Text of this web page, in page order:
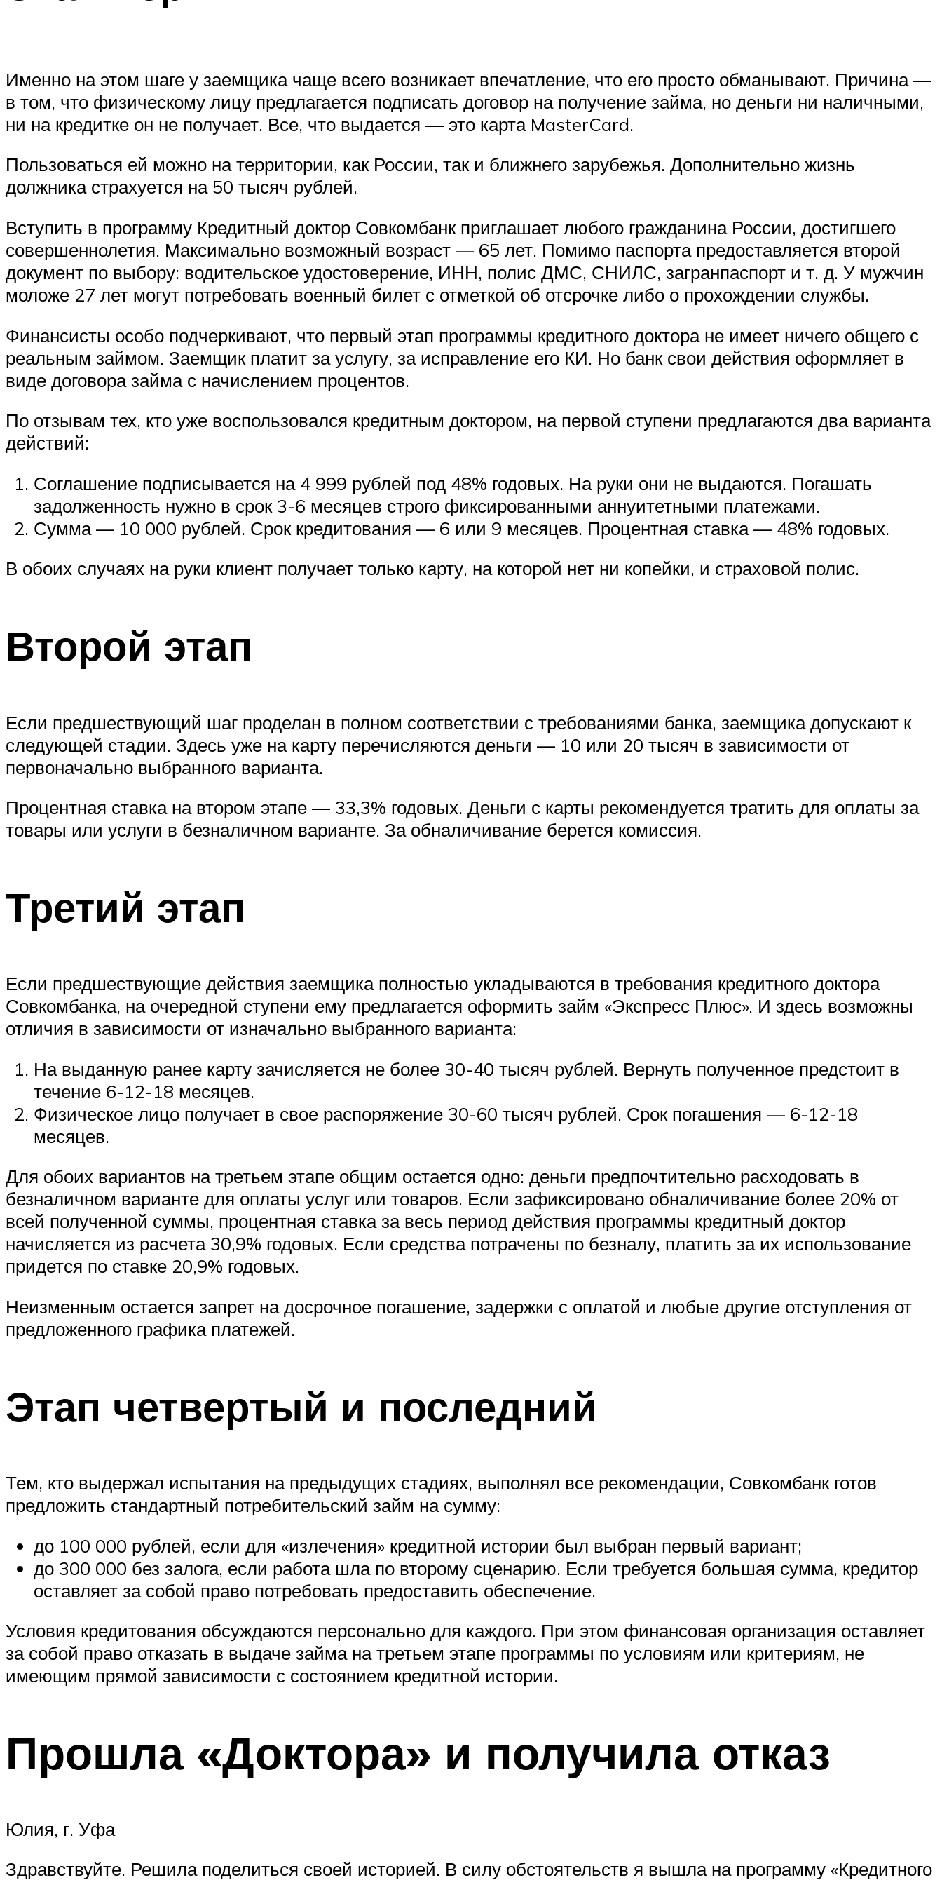
Именно на этом шаге у заемщика чаще всего возникает впечатление, что его просто обманывают. Причина —
в том, что физическому лицу предлагается подписать договор на получение займа, но деньги ни наличными,
ни на кредитке он не получает. Все, что выдается — это карта MasterCard.
Пользоваться ей можно на территории, как России, так и ближнего зарубежья. Дополнительно жизнь
должника страхуется на 50 тысяч рублей.
Вступить в программу Кредитный доктор Совкомбанк приглашает любого гражданина России, достигшего
совершеннолетия. Максимально возможный возраст — 65 лет. Помимо паспорта предоставляется второй
документ по выбору: водительское удостоверение, ИНН, полис ДМС, СНИЛС, загранпаспорт и т. д. У мужчин
моложе 27 лет могут потребовать военный билет с отметкой об отсрочке либо о прохождении службы.
Финансисты особо подчеркивают, что первый этап программы кредитного доктора не имеет ничего общего с
реальным займом. Заемщик платит за услугу, за исправление его КИ. Но банк свои действия оформляет в
виде договора займа с начислением процентов.
По отзывам тех, кто уже воспользовался кредитным доктором, на первой ступени предлагаются два варианта
действий:
Соглашение подписывается на 4 999 рублей под 48% годовых. На руки они не выдаются. Погашать
задолженность нужно в срок 3-6 месяцев строго фиксированными аннуитетными платежами.
Сумма — 10 000 рублей. Срок кредитования — 6 или 9 месяцев. Процентная ставка — 48% годовых.
В обоих случаях на руки клиент получает только карту, на которой нет ни копейки, и страховой полис.
Второй этап
Если предшествующий шаг проделан в полном соответствии с требованиями банка, заемщика допускают к
следующей стадии. Здесь уже на карту перечисляются деньги — 10 или 20 тысяч в зависимости от
первоначально выбранного варианта.
Процентная ставка на втором этапе — 33,3% годовых. Деньги с карты рекомендуется тратить для оплаты за
товары или услуги в безналичном варианте. За обналичивание берется комиссия.
Третий этап
Если предшествующие действия заемщика полностью укладываются в требования кредитного доктора
Совкомбанка, на очередной ступени ему предлагается оформить займ «Экспресс Плюс». И здесь возможны
отличия в зависимости от изначально выбранного варианта:
На выданную ранее карту зачисляется не более 30-40 тысяч рублей. Вернуть полученное предстоит в
течение 6-12-18 месяцев.
Физическое лицо получает в свое распоряжение 30-60 тысяч рублей. Срок погашения — 6-12-18
месяцев.
Для обоих вариантов на третьем этапе общим остается одно: деньги предпочтительно расходовать в
безналичном варианте для оплаты услуг или товаров. Если зафиксировано обналичивание более 20% от
всей полученной суммы, процентная ставка за весь период действия программы кредитный доктор
начисляется из расчета 30,9% годовых. Если средства потрачены по безналу, платить за их использование
придется по ставке 20,9% годовых.
Неизменным остается запрет на досрочное погашение, задержки с оплатой и любые другие отступления от
предложенного графика платежей.
Этап четвертый и последний
Тем, кто выдержал испытания на предыдущих стадиях, выполнял все рекомендации, Совкомбанк готов
предложить стандартный потребительский займ на сумму:
до 100 000 рублей, если для «излечения» кредитной истории был выбран первый вариант;
до 300 000 без залога, если работа шла по второму сценарию. Если требуется большая сумма, кредитор
оставляет за собой право потребовать предоставить обеспечение.
Условия кредитования обсуждаются персонально для каждого. При этом финансовая организация оставляет
за собой право отказать в выдаче займа на третьем этапе программы по условиям или критериям, не
имеющим прямой зависимости с состоянием кредитной истории.
Прошла «Доктора» и получила отказ
Юлия, г. Уфа
Здравствуйте. Решила поделиться своей историей. В силу обстоятельств я вышла на программу «Кредитного